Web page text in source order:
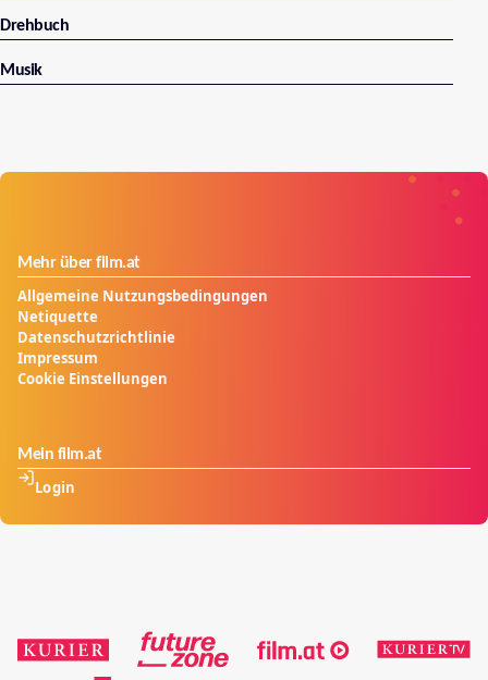
Drehbuch
Musik
Mehr über film.at
Allgemeine Nutzungsbedingungen
Netiquette
Datenschutzrichtlinie
Impressum
Cookie Einstellungen
Mein film.at
Login